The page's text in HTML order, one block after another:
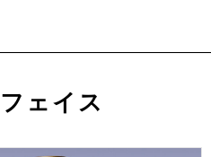
フェイス